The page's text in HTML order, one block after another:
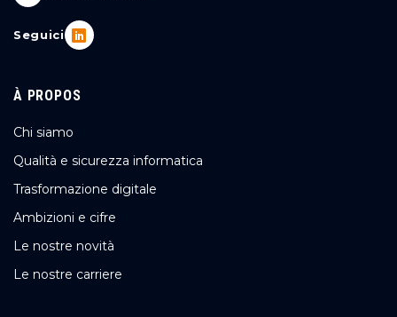
Seguici
À PROPOS
Chi siamo
Qualità e sicurezza informatica
Trasformazione digitale
Ambizioni e cifre
Le nostre novità
Le nostre carriere